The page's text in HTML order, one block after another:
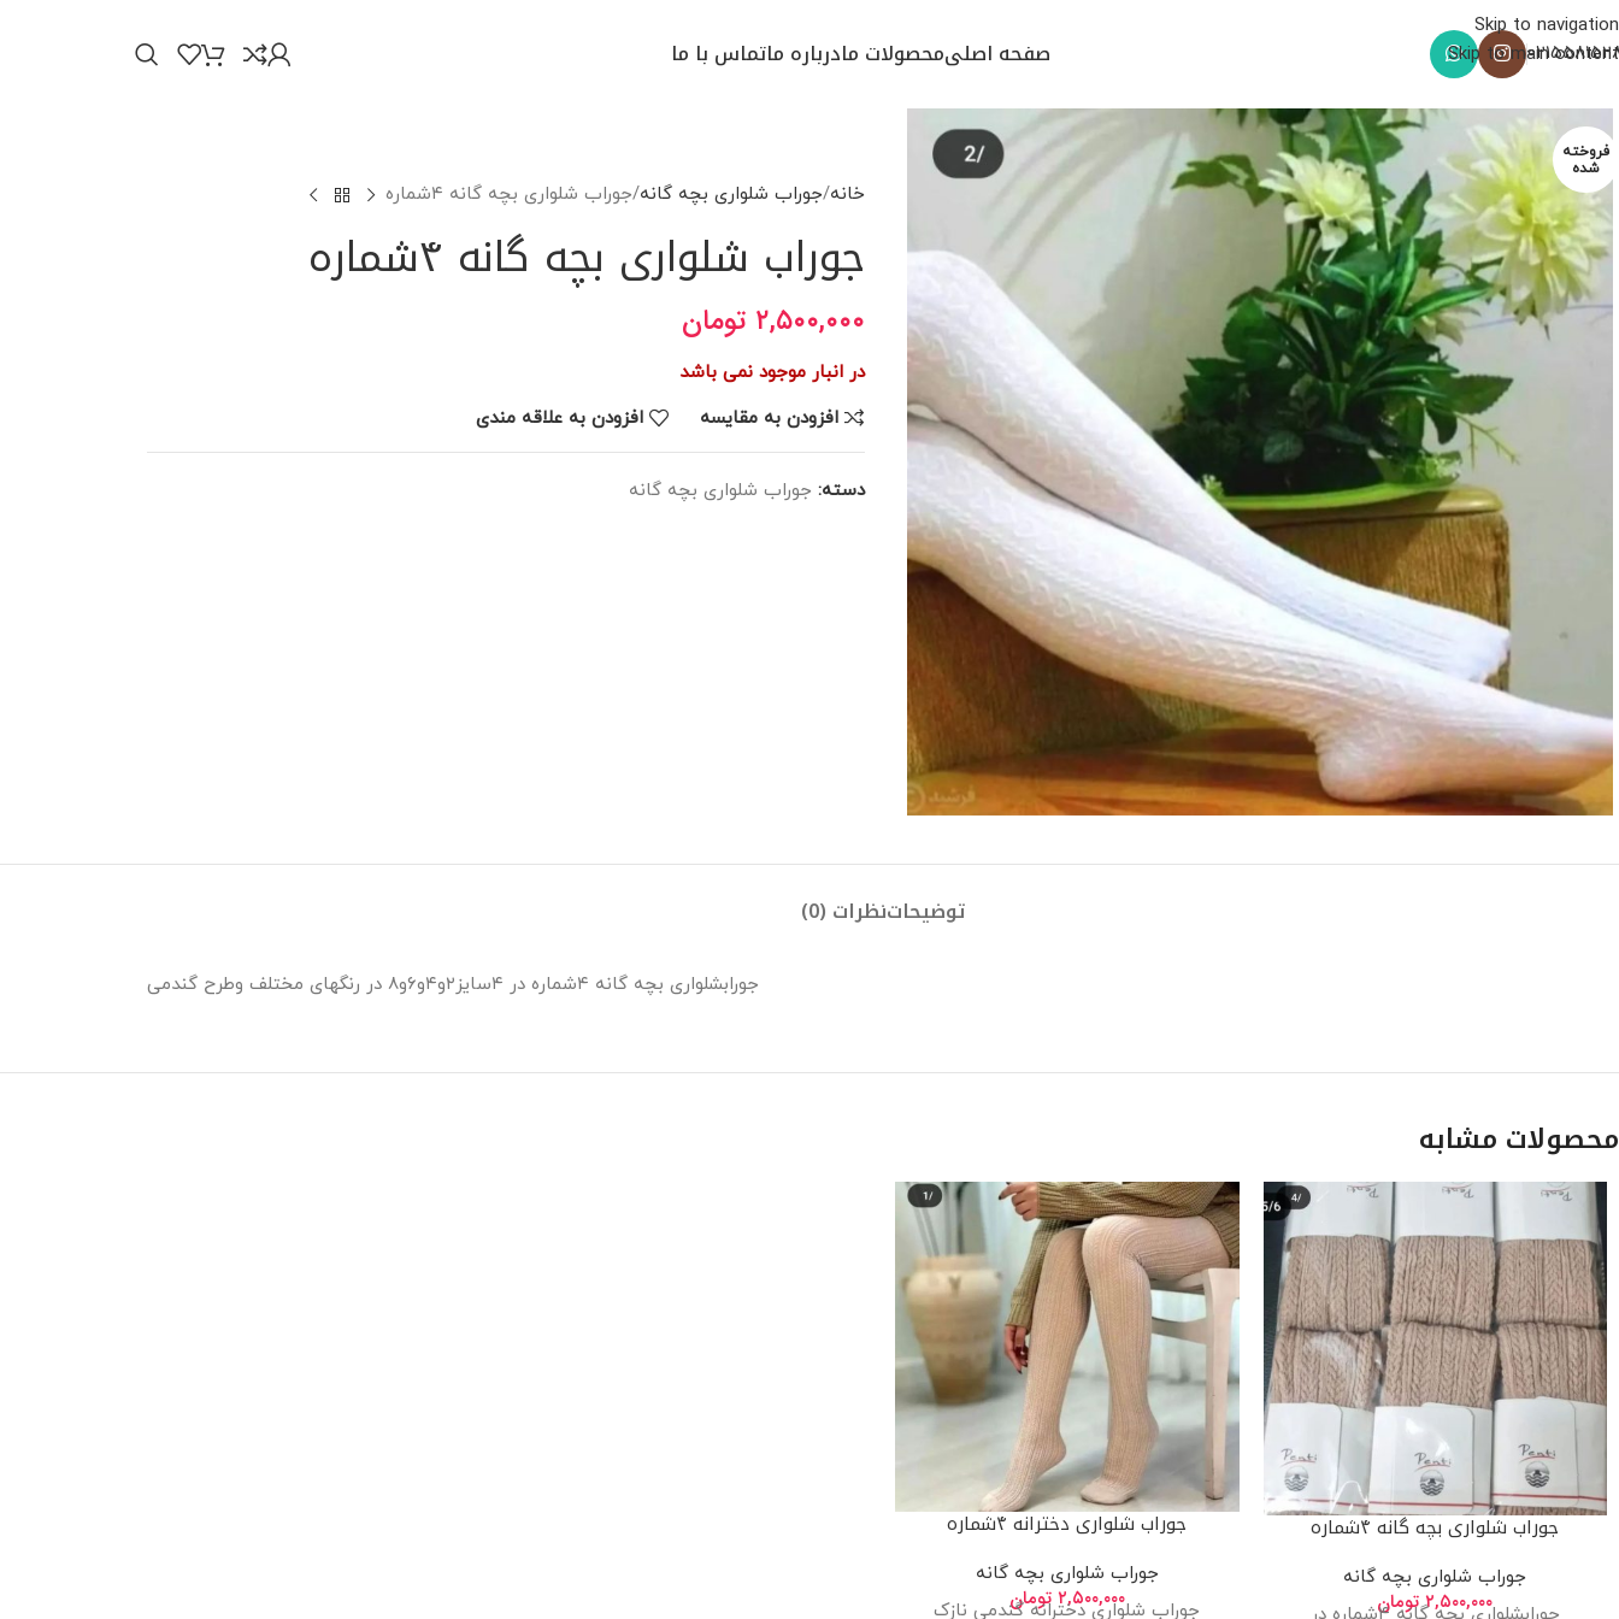
Skip to navigation
Skip to main content
صفحه اصلیمحصولات مادرباره ماتماس با ما
فروخته
شده
خانه جوراب شلواری بچه گانه جوراب شلواری بچه گانه ۴شماره
جوراب شلواری بچه گانه ۴شماره
۲,۵۰۰,۰۰۰ تومان
در انبار موجود نمی باشد
افزودن به مقایسه
افزودن به علاقه مندی
دسته: جوراب شلواری بچه گانه
توضیحاتنظرات (0)
جورابشلواری بچه گانه ۴شماره در ۴سایز۲و۴و۶و۸ در رنگهای مختلف وطرح گندمی
محصولات مشابه
جوراب شلواری بچه گانه ۴شماره
جوراب شلواری بچه گانه
۲,۵۰۰,۰۰۰ تومان
جوراب شلواری دخترانه ۴شماره
جوراب شلواری بچه گانه
۲,۵۰۰,۰۰۰ تومان
جوراب شلواری دخترانه گندمی نازک